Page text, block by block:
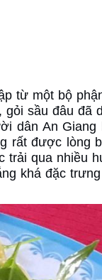
từ một bộ
sầu đâu đã
dân An Giang
rất được lòng
trải qua nhiều
khá đặc